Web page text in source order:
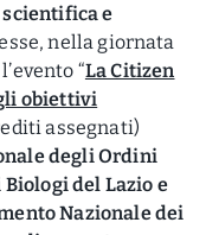
e
nella giornata
“La Citizen
obiettivi
assegnati)
degli Ordini
del Lazio e
Nazionale dei